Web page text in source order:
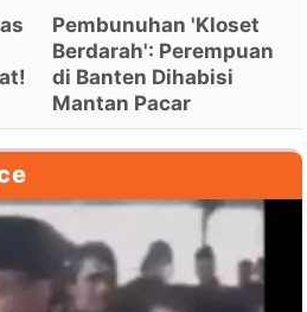
Pembunuhan 'Kloset
Berdarah': Perempuan
di Banten Dihabisi
Mantan Pacar